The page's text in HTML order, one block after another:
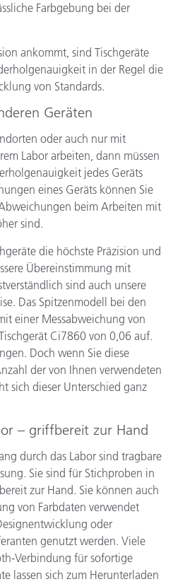
Farbgebung bei der
ankommt, sind Tischgeräte
in der Regel die
von Standards.
Geräten
oder auch nur mit
Labor arbeiten, dann müssen
jedes Geräts
eines Geräts können Sie
beim Arbeiten mit
sind.
die höchste Präzision und
Übereinstimmung mit
sind auch unsere
Das Spitzenmodell bei den
einer Messabweichung von
Ci7860 von 0,06 auf.
Doch wenn Sie diese
der von Ihnen verwendeten
sich dieser Unterschied ganz
– griffbereit zur Hand
durch das Labor sind tragbare
Sie sind für Stichproben in
zur Hand. Sie können auch
von Farbdaten verwendet
oder
genutzt werden. Viele
Verbindung für sofortige
lassen sich zum Herunterladen